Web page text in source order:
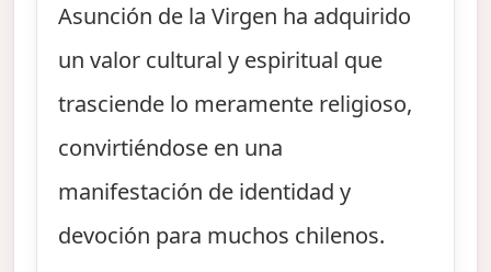
Asunción de la Virgen ha adquirido
un valor cultural y espiritual que
trasciende lo meramente religioso,
convirtiéndose en una
manifestación de identidad y
devoción para muchos chilenos.